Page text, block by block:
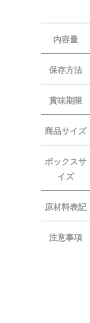
内容量
保存方法
賞味期限
商品サイズ
ボックスサ
イズ
原材料表記
注意事項